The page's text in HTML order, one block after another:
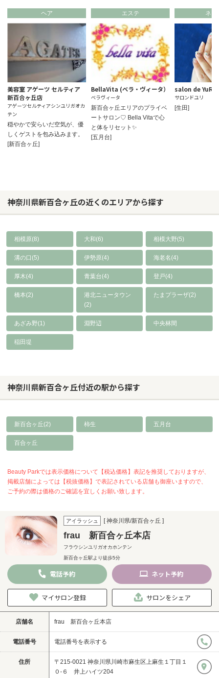
お問い合わせ
ヘア
美容室 アゲーツ セルティア
新百合ヶ丘店
アゲーツセルティアシンユリガオカ
テン
穏やかで安らいだ空気が、優
しくゲストを包み込みます。
[新百合ヶ丘]
エステ
BellaVita (ベラ・ヴィータ）
ベラヴィータ
新百合ヶ丘エリアのプライベ
ートサロン♡ Bella Vitaで心
と体をリセット✨
[五月台]
ネイ
salon de YuRi
サロンドユリ
[生田]
神奈川県新百合ヶ丘の近くのエリアから探す
相模原(8) 大和(6) 相模大野(5)
溝の口(5) 伊勢原(4) 海老名(4)
厚木(4) 青葉台(4) 登戸(4)
橋本(2)
港北ニュータウン
(2)
たまプラーザ(2)
あざみ野(1) 淵野辺 中央林間
稲田堤
神奈川県新百合ヶ丘付近の駅から探す
新百合ヶ丘(2) 柿生 五月台
百合ヶ丘
Beauty Parkでは表示価格について【税込価格】表記を推奨しておりますが、
掲載店舗によっては【税抜価格】で表記されている店舗も御座いますので、
ご予約の際は価格のご確認を宜しくお願い致します。
アイラッシュ [ 神奈川県/新百合ヶ丘 ]
frau 新百合ヶ丘本店
フラウシンユリガオカホンテン
新百合ヶ丘駅より徒歩5分
電話予約 ネット予約
マイサロン登録 サロンをシェア
店舗名 frau 新百合ヶ丘本店
電話番号 電話番号を表示する
住所
〒215-0021 神奈川県川崎市麻生区上麻生１丁目１
０-６ 井上ハイツ204